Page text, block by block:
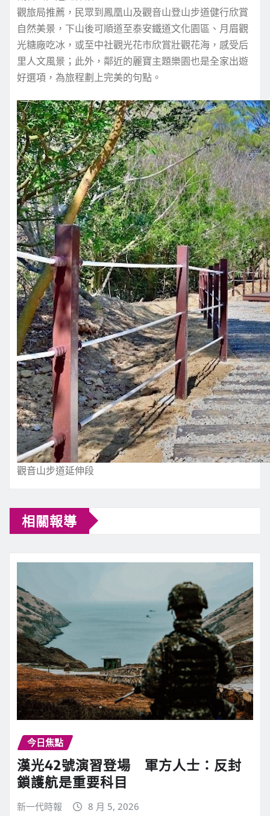
觀旅局推薦，民眾到鳳凰山及觀音山登山步道健行欣賞
自然美景，下山後可順道至泰安鐵道文化園區、月眉觀
光糖廠吃冰，或至中社觀光花市欣賞壯觀花海，感受后
里人文風景；此外，鄰近的麗寶主題樂園也是全家出遊
好選項，為旅程劃上完美的句點。
觀音山步道延伸段
相關報導
今日焦點
漢光42號演習登場 軍方人士：反封
鎖護航是重要科目
新一代時報 8 月 5, 2026